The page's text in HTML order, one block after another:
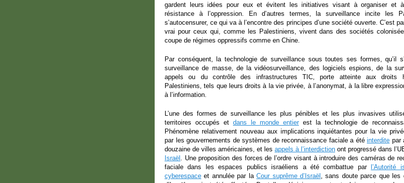
gardent leurs idées pour eux et évitent les initiatives visant à organiser et
résistance à l’oppression. En d’autres termes, la surveillance incite les
s’autocensurer, ce qui va à l’encontre des principes d’une société ouverte. C’est
vrai pour ceux qui, comme les Palestiniens, vivent dans des sociétés
coupe de régimes oppressifs comme en Chine.
Par conséquent, la technologie de surveillance sous toutes ses formes, qu’il
surveillance de masse, de la vidéosurveillance, des logiciels espions, de la
appels ou du contrôle des infrastructures TIC, porte atteinte aux droits
Palestiniens, tels que leurs droits à la vie privée, à l’anonymat, à la libre
à l’information.
L’une des formes de surveillance les plus pénibles et les plus invasives
territoires occupés et dans le monde entierest la technologie de
Phénomène relativement nouveau aux implications inquiétantes pour la vie
par les gouvernements de systèmes de reconnaissance faciale a été interdite par
douzaine de villes américaines, et les appels à l’interdiction ont progressé dans
Israël . Une proposition des forces de l’ordre visant à introduire des caméras de
faciale dans les espaces publics israéliens a été combattue parl’Autorité
cyberespace et annulée par laCour suprême d’Israël , sans doute parce que les